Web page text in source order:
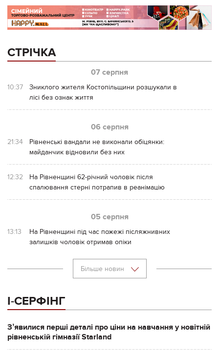
СТРІЧКА
07 серпня
10:37
Зниклого жителя Костопільщини розшукали в
лісі без ознак життя
06 серпня
21:34
Рівненські вандали не виконали обіцянки:
майданчик відновили без них
12:32
На Рівненщині 62-річний чоловік після
спалювання стерні потрапив в реанімацію
05 серпня
13:13
На Рівненщині під час пожежі післяжнивних
залишків чоловік отримав опіки
Більше новин
І-СЕРФІНГ
Зʼявилися перші деталі про ціни на навчання у новітній
рівненській гімназії Starland